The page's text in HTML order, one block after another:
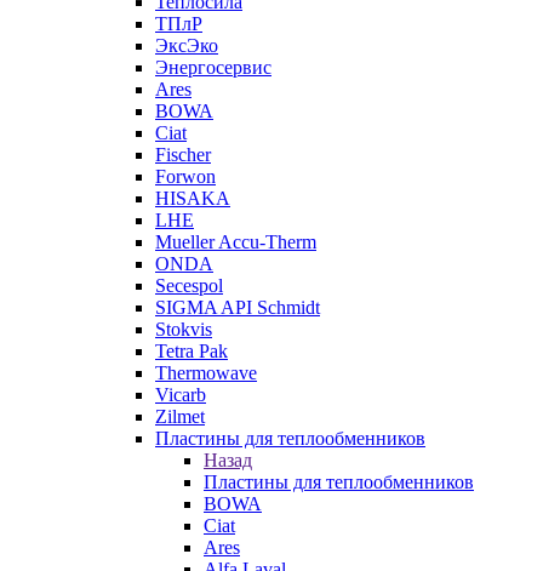
ТПлР
ЭксЭко
Энергосервис
Ares
BOWA
Ciat
Fischer
Forwon
HISAKA
LHE
Mueller Accu-Therm
ONDA
Secespol
SIGMA API Schmidt
Stokvis
Tetra Pak
Thermowave
Vicarb
Zilmet
Пластины для теплообменников
Назад
Пластины для теплообменников
BOWA
Ciat
Ares